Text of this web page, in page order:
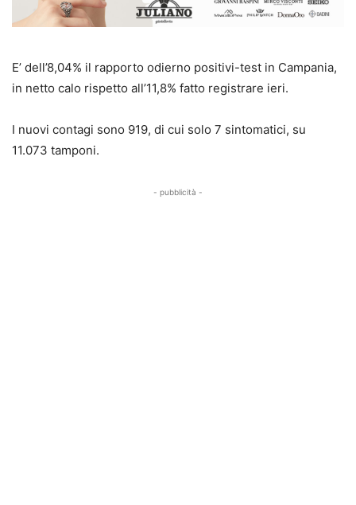
E’ dell’8,04% il rapporto odierno positivi-test in Campania,
in netto calo rispetto all’11,8% fatto registrare ieri.
I nuovi contagi sono 919, di cui solo 7 sintomatici, su
11.073 tamponi.
- pubblicità -